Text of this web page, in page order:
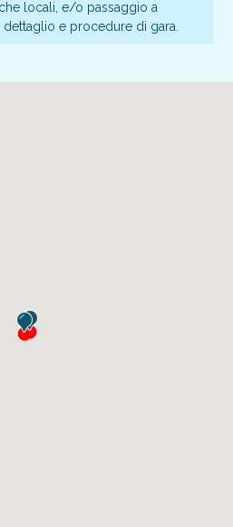
locali, e/o passaggio a
e procedure di gara.